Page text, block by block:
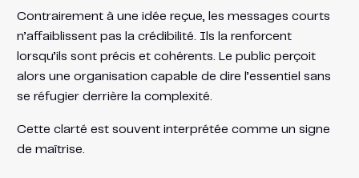
Contrairement à une idée reçue, les messages courts
n’affaiblissent pas la crédibilité. Ils la renforcent
lorsqu’ils sont précis et cohérents. Le public perçoit
alors une organisation capable de dire l’essentiel sans
se réfugier derrière la complexité.
Cette clarté est souvent interprétée comme un signe
de maîtrise.